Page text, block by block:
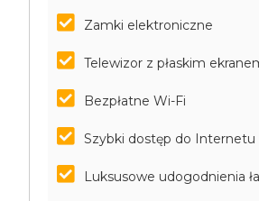
Zamki elektroniczne
Telewizor z płaskim
Bezpłatne Wi-Fi
Szybki dostęp do Internetu
Luksusowe udogodnienia